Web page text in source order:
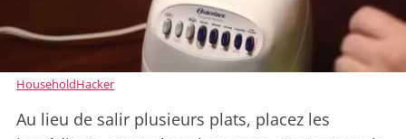
HouseholdHacker
Au lieu de salir plusieurs plats, placez les